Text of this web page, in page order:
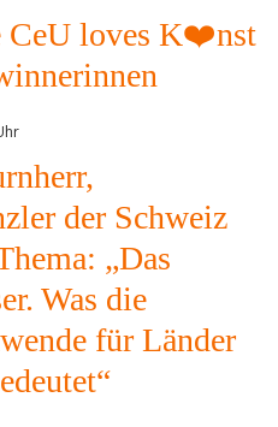
CeU loves K❤️nst
der Schweiz
„Das
Was die
für Länder